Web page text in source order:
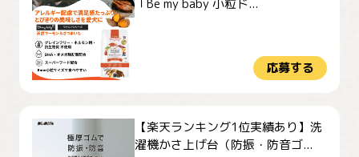
「Be my baby 小粒ド...
応募する
【楽天ランキング1位実績あり】洗
濯機かさ上げ台（防振・防音ゴ...